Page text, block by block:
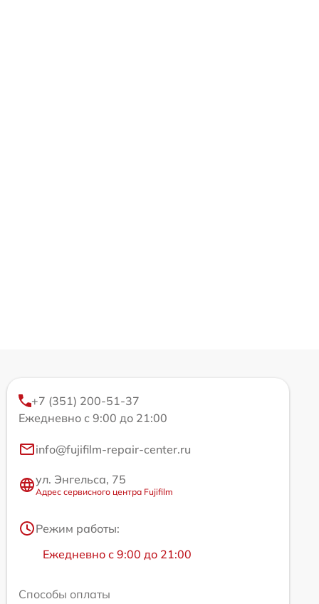
+7 (351) 200-51-37
Ежедневно с 9:00 до 21:00
info@fujifilm-repair-center.ru
ул. Энгельса, 75
Адрес сервисного центра Fujifilm
Режим работы:
Ежедневно с 9:00 до 21:00
Способы оплаты